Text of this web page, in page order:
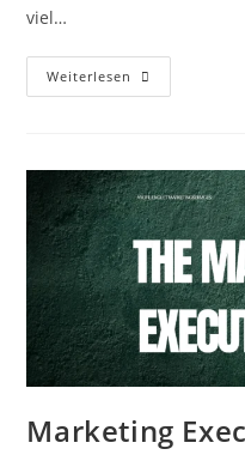
viel…
Weiterlesen Warum
Marketing
Ist
Marketing